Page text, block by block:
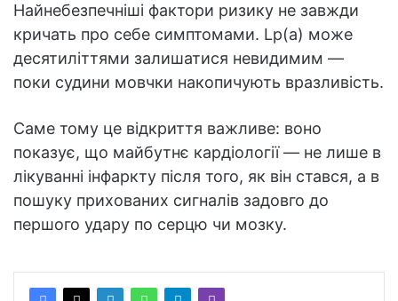
Найнебезпечніші фактори ризику не завжди
кричать про себе симптомами. Lp(a) може
десятиліттями залишатися невидимим —
поки судини мовчки накопичують вразливість.
Саме тому це відкриття важливе: воно
показує, що майбутнє кардіології — не лише в
лікуванні інфаркту після того, як він стався, а в
пошуку прихованих сигналів задовго до
першого удару по серцю чи мозку.